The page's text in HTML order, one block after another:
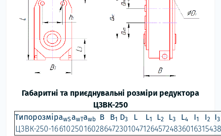
Габаритні та приєднувальні розміри редуктора
Ц3ВК-250
ТипорозмірawSawTawb B B1 D3 L L1 L2 L3 L4 I1 I2 I3
Ц3ВК-250-1661025016028647230104712645724836016315438